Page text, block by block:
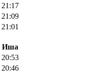
21:17
21:09
21:01
Иша
20:53
20:46